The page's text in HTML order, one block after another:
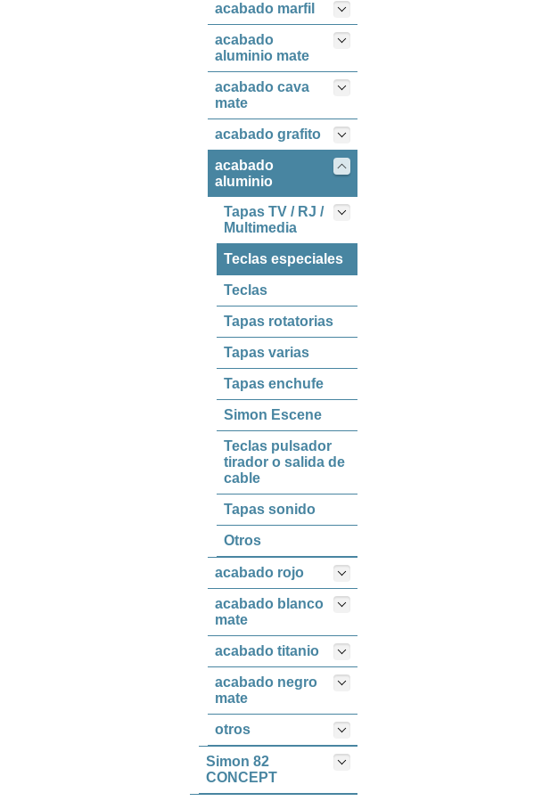
acabado marfil
acabado
aluminio mate
acabado cava
mate
acabado grafito
acabado
aluminio
Tapas TV / RJ /
Multimedia
Teclas especiales
Teclas
Tapas rotatorias
Tapas varias
Tapas enchufe
Simon Escene
Teclas pulsador
tirador o salida de
cable
Tapas sonido
Otros
acabado rojo
acabado blanco
mate
acabado titanio
acabado negro
mate
otros
Simon 82
CONCEPT